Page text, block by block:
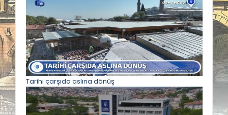
Tarihi çarşıda aslına dönüş